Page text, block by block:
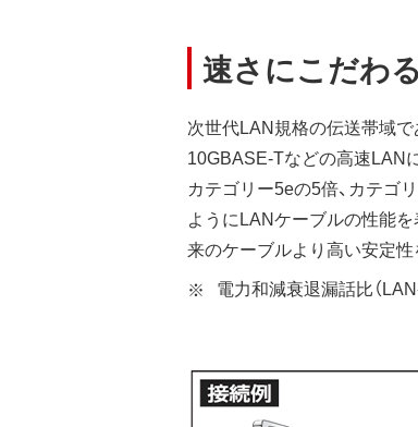
速さにこだわ
次世代LAN規格の伝送帯域
10GBASE-Tなどの高速LAN
カテゴリー5eの5倍、カテゴ
ようにLANケーブルの性能
来のケーブルより高い安定
電力和減衰退漏話比（